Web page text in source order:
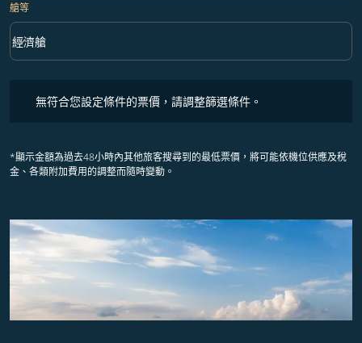
艙等
艙等 option 經濟艙 Selected
經濟艙
keyboard_arrow_down
無符合您設定條件的票價，請調整篩選條件。
*顯示金額為過去48小時內其他旅客搜尋到的最低票價，將可能依機位供應及稅
金、各類附加費用的調整而隨時變動。